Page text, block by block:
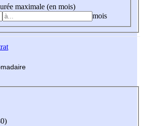
maximale (en mois)
mois
madaire